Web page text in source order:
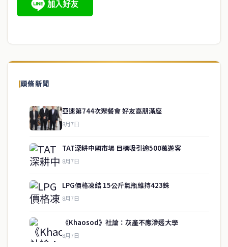
頭條新聞
亞速第744次聚餐會 好友高朋滿座
8月7日
TAT深耕中國市場 目標吸引逾500萬遊客
8月7日
LPG價格凍結 15公斤氣瓶維持423銖
8月7日
《Khaosod》社論：灰產不應滲透大學
8月7日
service@thaichinesenews.com